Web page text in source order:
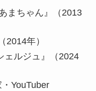
まちゃん』（2013
2014年）
ェルジュ』（2024
YouTuber